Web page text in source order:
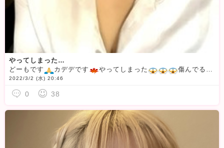
やってしまった…
どーもです
カデデです やってしまった 傷んでるとこ切ろうとおもったら前髪が………思った以上に短くなってしまった
2022/3/2 (水) 20:46
0 38